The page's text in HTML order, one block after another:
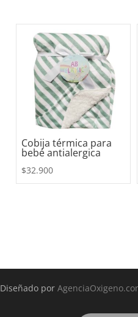
Cobija térmica para
bebé antialergica
$32.900
Diseñado por